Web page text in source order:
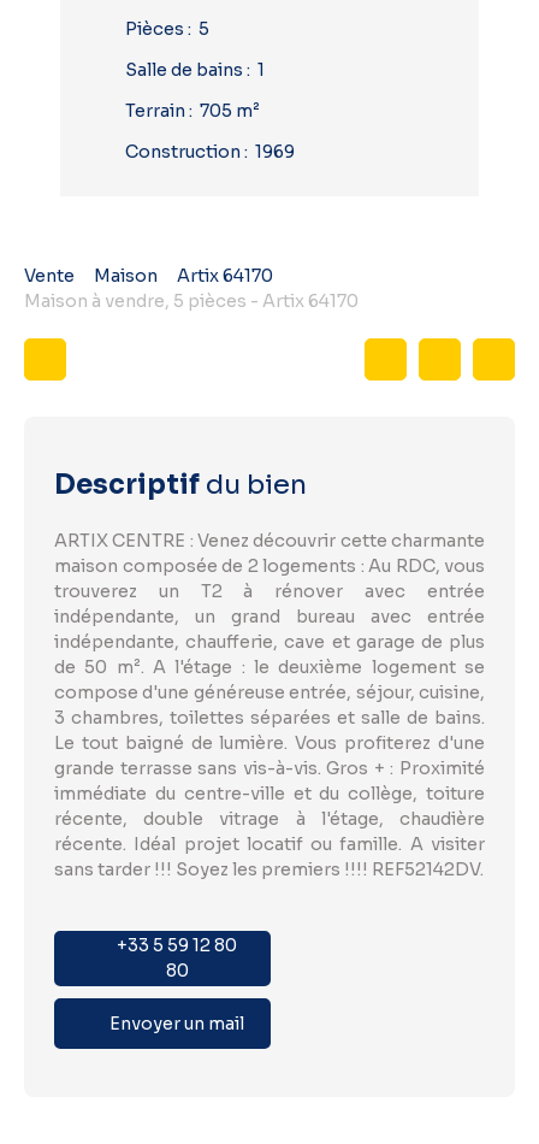
Pièces : 5
Salle de bains : 1
Terrain : 705 m²
Construction : 1969
Vente Maison
Artix 64170
Maison à vendre, 5 pièces - Artix 64170
Descriptif du bien
ARTIX CENTRE : Venez découvrir cette charmante
maison composée de 2 logements : Au RDC, vous
trouverez un T2 à rénover avec entrée
indépendante, un grand bureau avec entrée
indépendante, chaufferie, cave et garage de plus
de 50 m². A l'étage : le deuxième logement se
compose d'une généreuse entrée, séjour, cuisine,
3 chambres, toilettes séparées et salle de bains.
Le tout baigné de lumière. Vous profiterez d'une
grande terrasse sans vis-à-vis. Gros + : Proximité
immédiate du centre-ville et du collège, toiture
récente, double vitrage à l'étage, chaudière
récente. Idéal projet locatif ou famille. A visiter
sans tarder !!! Soyez les premiers !!!! REF52142DV.
+33 5 59 12 80
80
Envoyer un mail